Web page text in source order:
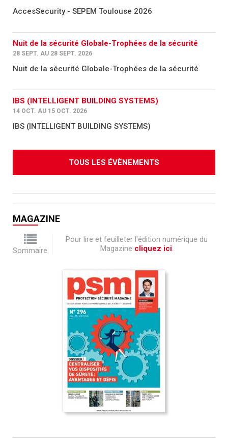
AccesSecurity - SEPEM Toulouse 2026
Nuit de la sécurité Globale-Trophées de la sécurité
28 SEPT. AU 28 SEPT. 2026
Nuit de la sécurité Globale-Trophées de la sécurité
IBS (INTELLIGENT BUILDING SYSTEMS)
14 OCT. AU 15 OCT. 2026
IBS (INTELLIGENT BUILDING SYSTEMS)
TOUS LES ÉVÈNEMENTS
MAGAZINE
Sommaire
Pour lire et feuilleter l'édition numérique du
Magazine cliquez ici.